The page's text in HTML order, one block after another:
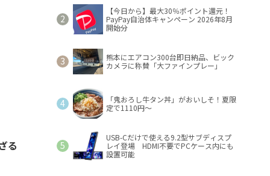
る
【今日から】最大30％ポイント還元！
PayPay自治体キャンペーン 2026年8月
開始分
熊本にエアコン300台即日納品、ビック
カメラに称賛「大ファインプレー」
「鬼おろし牛タン丼」がおいしそ！夏限
定で1110円～
USB-Cだけで使える9.2型サブディスプ
レイ登場 HDMI不要でPCケース内にも
設置可能